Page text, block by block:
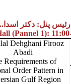
11-11:20